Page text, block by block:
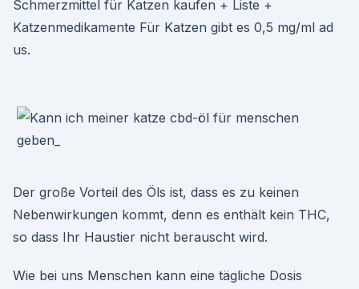
Schmerzmittel für Katzen kaufen + Liste +
Katzenmedikamente Für Katzen gibt es 0,5 mg/ml ad
us.
Der große Vorteil des Öls ist, dass es zu keinen
Nebenwirkungen kommt, denn es enthält kein THC,
so dass Ihr Haustier nicht berauscht wird.
Wie bei uns Menschen kann eine tägliche Dosis